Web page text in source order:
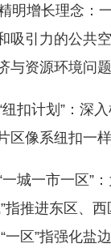
增长理念：一
吸引力的公共
与资源环境问
计划”：深入
区像系纽扣一
一市一区”：
指推进东区、
一区”指强化